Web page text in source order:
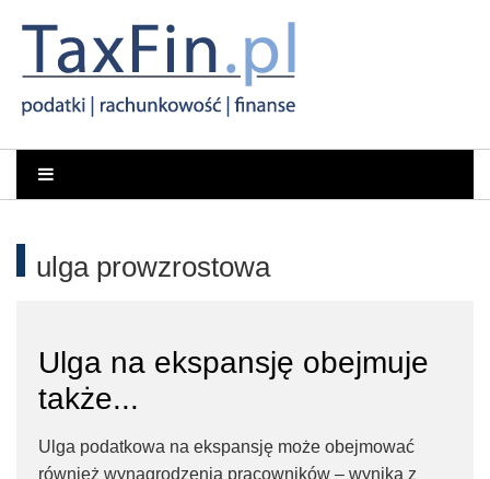
Rachunkowość,
Podatki,
VAT,
NSA
Portal
dla
księgowych
ulga prowzrostowa
Ulga na ekspansję obejmuje
także...
Ulga podatkowa na ekspansję może obejmować
również wynagrodzenia pracowników – wynika z